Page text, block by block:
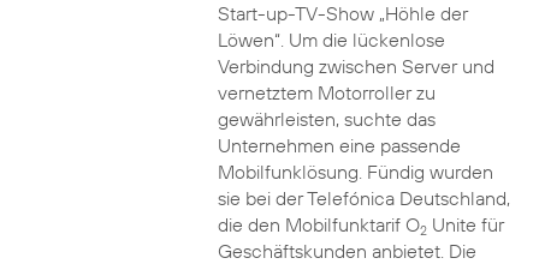
Start-up-TV-Show „Höhle der
Löwen“. Um die lückenlose
Verbindung zwischen Server und
vernetztem Motorroller zu
gewährleisten, suchte das
Unternehmen eine passende
Mobilfunklösung. Fündig wurden
sie bei der Telefónica Deutschland,
die den Mobilfunktarif O2Unite für
Geschäftskunden anbietet. Die